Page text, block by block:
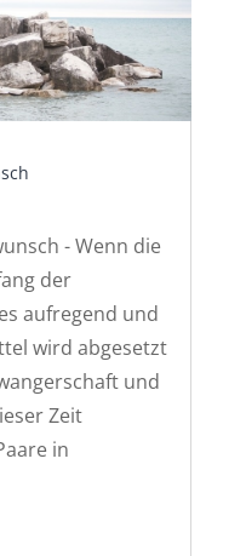
- Wenn die
der
aufregend und
wird abgesetzt
und
Zeit
in